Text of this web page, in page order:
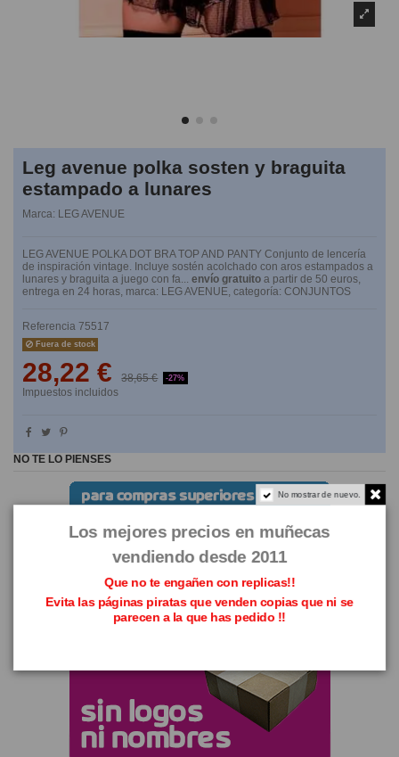
Leg avenue polka sosten y braguita
estampado a lunares
Marca: LEG AVENUE
LEG AVENUE POLKA DOT BRA TOP AND PANTY Conjunto de lencería
de inspiración vintage. Incluye sostén acolchado con aros estampados a
lunares y braguita a juego con fa... envío gratuito a partir de 50 euros,
entrega en 24 horas, marca: LEG AVENUE, categoría: CONJUNTOS
Referencia 75517
Fuera de stock
28,22 € 38,65 € -27%
Impuestos incluidos
NO TE LO PIENSES
No mostrar de nuevo.
Los mejores precios en muñecas
vendiendo desde 2011
Que no te engañen con replicas!!
Evita las páginas piratas que venden copias que ni se
parecen a la que has pedido !!